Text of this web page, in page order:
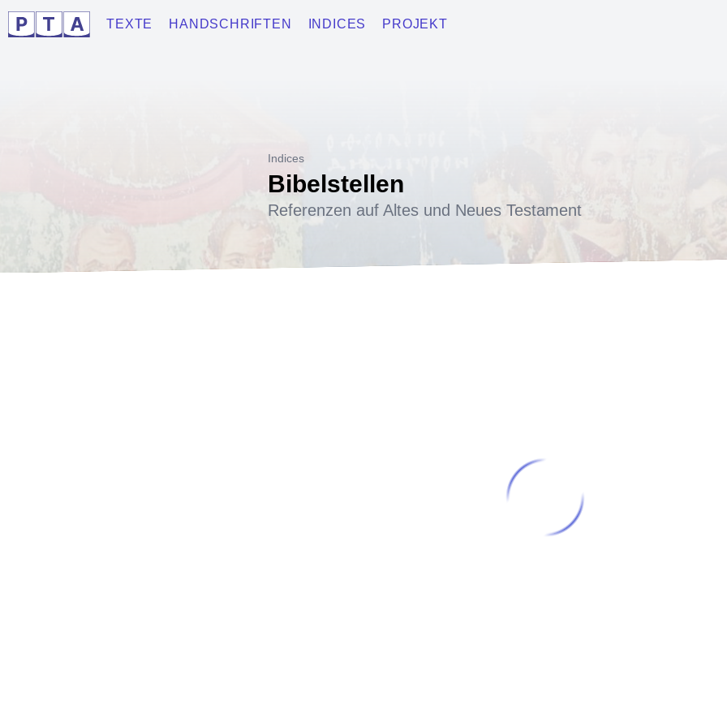
TEXTE HANDSCHRIFTEN INDICES PROJEKT
Indices
Bibelstellen
Referenzen auf Altes und Neues Testament